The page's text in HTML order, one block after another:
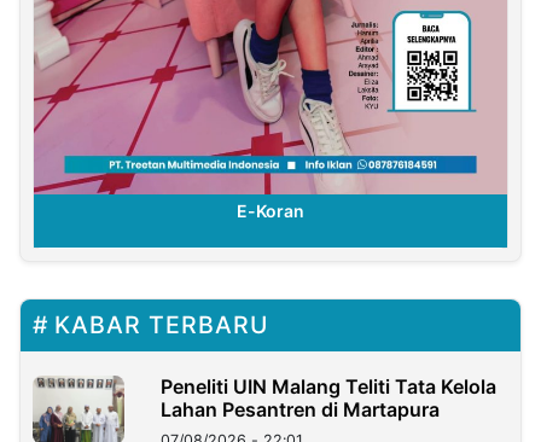
E-Koran
KABAR TERBARU
Peneliti UIN Malang Teliti Tata Kelola
Lahan Pesantren di Martapura